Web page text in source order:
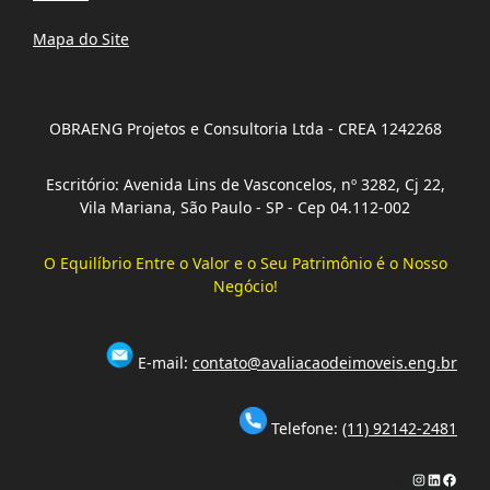
Mapa do Site
OBRAENG Projetos e Consultoria Ltda - CREA 1242268
Escritório: Avenida Lins de Vasconcelos, nº 3282, Cj 22,
Vila Mariana, São Paulo - SP - Cep 04.112-002
O Equilíbrio Entre o Valor e o Seu Patrimônio é o Nosso
Negócio!
E-mail: contato@avaliacaodeimoveis.eng.br
Telefone: (11) 92142-2481